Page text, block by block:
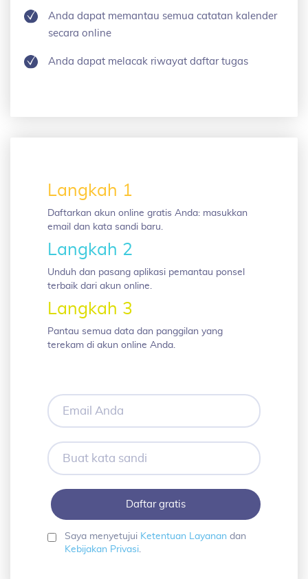
Anda dapat memantau semua catatan kalender
secara online
Anda dapat melacak riwayat daftar tugas
Langkah 1
Daftarkan akun online gratis Anda: masukkan
email dan kata sandi baru.
Langkah 2
Unduh dan pasang aplikasi pemantau ponsel
terbaik dari akun online.
Langkah 3
Pantau semua data dan panggilan yang
terekam di akun online Anda.
Email
Anda
Buat
kata
sandi
Saya menyetujui Ketentuan Layanandan
Kebijakan Privasi.